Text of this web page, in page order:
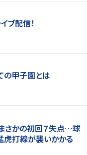
ブ配信！
の甲子園とは
さかの初回７失点…球
打線が襲いかかる